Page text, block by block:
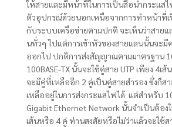
ให้สายและมีหน้าที่ในการเป็นสื่อนำกระแส
ตัวอุปกรณ์ด้วยนอกเหนือจากการทำหน้าที่
กับระบบเครือข่ายตามปกติ จะเห็นว่าสายแ
นทั่วๆ ไปแต่การเข้าหัวของสายแลนนั้นจะมี
ออกไป ปกติการส่งสัญญาณตามมาตรฐาน
100BASE-TX นั้นจะใช้คู่สาย UTP เพียง 4เ
จะมีคู่ที่เหลืออีก 2 คู่เป็นคู่สายสำรอง ซึ่งก็ส
เหลืออยู่ในการส่งกระแสไฟได้ แต่สำหรับ
Gigabit Ethernet Network นั้นจำเป็นต้อง
เส้นหรือ 4 คู่ ท่านสงสัยหรือไม่ว่าแล้วจะใช้